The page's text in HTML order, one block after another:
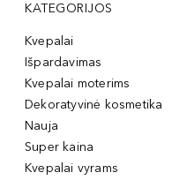
KATEGORIJOS
Kvepalai
Išpardavimas
Kvepalai moterims
Dekoratyvinė kosmetika
Nauja
Super kaina
Kvepalai vyrams